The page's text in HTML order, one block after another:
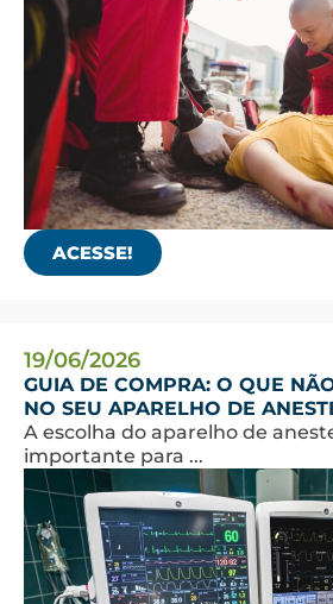
ACESSE!
19/06/2026
GUIA DE COMPRA: O QUE
NO SEU APARELHO DE
A escolha do aparelho de
importante para ...